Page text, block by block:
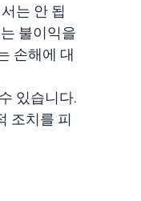
는 안 됩
불이익을
손해에 대
있습니다.
조치를 피